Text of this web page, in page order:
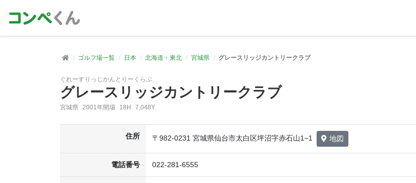
ゴルフ場一覧 日本 北海道・東北 宮城県 グレースリッジカントリークラブ
ぐれーすりっじかんとりーくらぶ
グレースリッジカントリークラブ
宮城県 2001年開場 18H 7,048Y
住所 〒982-0231 宮城県仙台市太白区坪沼字赤石山1−1 地図
電話番号 022-281-6555